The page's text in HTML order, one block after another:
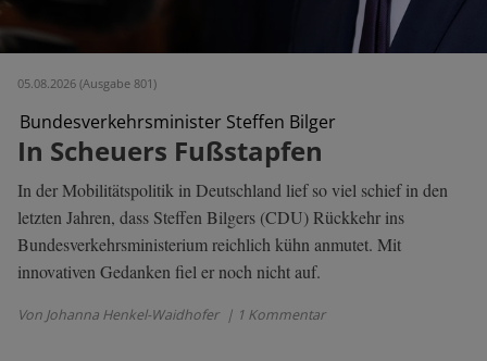
05.08.2026 (Ausgabe 801)
Bundesverkehrsminister Steffen Bilger
In Scheuers Fußstapfen
In der Mobilitätspolitik in Deutschland lief so viel schief in den
letzten Jahren, dass Steffen Bilgers (CDU) Rückkehr ins
Bundesverkehrsministerium reichlich kühn anmutet. Mit
innovativen Gedanken fiel er noch nicht auf.
Von Johanna Henkel-Waidhofer | 1 Kommentar